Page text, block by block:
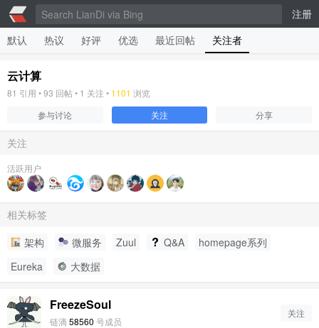
注册
默认
热议 好评 优选 最近回帖 关注者
云计算
81 引用 •93 回帖 • 1 关注 • 1101 浏览
参与讨论
关注 分享
关注
活跃用户
相关标签
架构
微服务 Zuul Q&A
homepage系列
Eureka
大数据
FreezeSoul
链滴 58560 号成员
关注